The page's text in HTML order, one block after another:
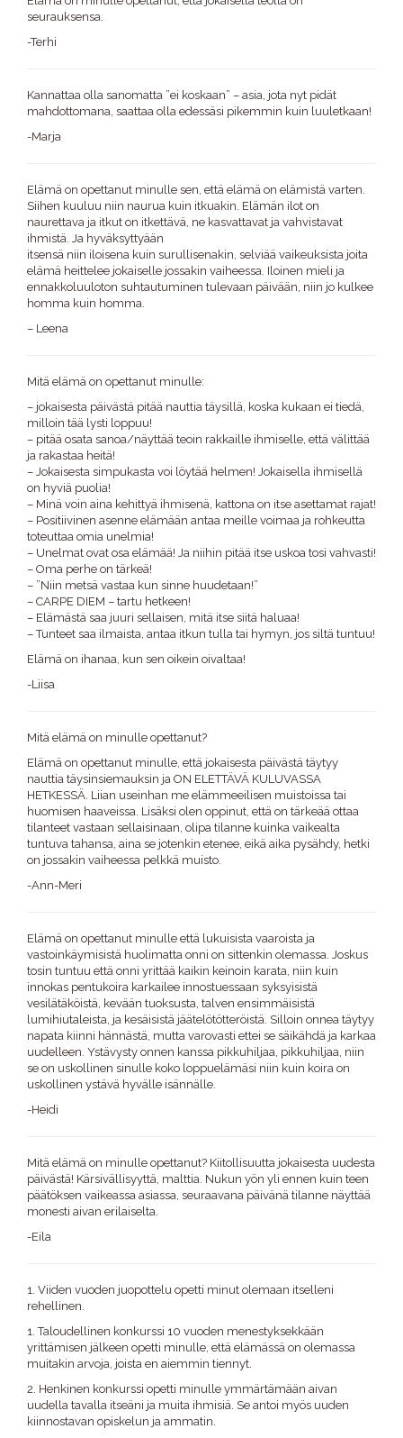
seurauksensa.
-Terhi
Kannattaa olla sanomatta ”ei koskaan” – asia, jota nyt pidät
mahdottomana, saattaa olla edessäsi pikemmin kuin luuletkaan!
-Marja
Elämä on opettanut minulle sen, että elämä on elämistä varten.
Siihen kuuluu niin naurua kuin itkuakin. Elämän ilot on
naurettava ja itkut on itkettävä, ne kasvattavat ja vahvistavat
ihmistä. Ja hyväksyttyään
itsensä niin iloisena kuin surullisenakin, selviää vaikeuksista joita
elämä heittelee jokaiselle jossakin vaiheessa. Iloinen mieli ja
ennakkoluuloton suhtautuminen tulevaan päivään, niin jo kulkee
homma kuin homma.
– Leena
Mitä elämä on opettanut minulle:
– jokaisesta päivästä pitää nauttia täysillä, koska kukaan ei tiedä,
milloin tää lysti loppuu!
– pitää osata sanoa/näyttää teoin rakkaille ihmiselle, että välittää
ja rakastaa heitä!
– Jokaisesta simpukasta voi löytää helmen! Jokaisella ihmisellä
on hyviä puolia!
– Minä voin aina kehittyä ihmisenä, kattona on itse asettamat rajat!
– Positiivinen asenne elämään antaa meille voimaa ja rohkeutta
toteuttaa omia unelmia!
– Unelmat ovat osa elämää! Ja niihin pitää itse uskoa tosi vahvasti!
– Oma perhe on tärkeä!
– ”Niin metsä vastaa kun sinne huudetaan!”
– CARPE DIEM – tartu hetkeen!
– Elämästä saa juuri sellaisen, mitä itse siitä haluaa!
– Tunteet saa ilmaista, antaa itkun tulla tai hymyn, jos siltä tuntuu!
Elämä on ihanaa, kun sen oikein oivaltaa!
-Liisa
Mitä elämä on minulle opettanut?
Elämä on opettanut minulle, että jokaisesta päivästä täytyy
nauttia täysinsiemauksin ja ON ELETTÄVÄ KULUVASSA
HETKESSÄ. Liian useinhan me elämmeeilisen muistoissa tai
huomisen haaveissa. Lisäksi olen oppinut, että on tärkeää ottaa
tilanteet vastaan sellaisinaan, olipa tilanne kuinka vaikealta
tuntuva tahansa, aina se jotenkin etenee, eikä aika pysähdy, hetki
on jossakin vaiheessa pelkkä muisto.
-Ann-Meri
Elämä on opettanut minulle että lukuisista vaaroista ja
vastoinkäymisistä huolimatta onni on sittenkin olemassa. Joskus
tosin tuntuu että onni yrittää kaikin keinoin karata, niin kuin
innokas pentukoira karkailee innostuessaan syksyisistä
vesilätäköistä, kevään tuoksusta, talven ensimmäisistä
lumihiutaleista, ja kesäisistä jäätelötötteröistä. Silloin onnea täytyy
napata kiinni hännästä, mutta varovasti ettei se säikähdä ja karkaa
uudelleen. Ystävysty onnen kanssa pikkuhiljaa, pikkuhiljaa, niin
se on uskollinen sinulle koko loppuelämäsi niin kuin koira on
uskollinen ystävä hyvälle isännälle.
-Heidi
Mitä elämä on minulle opettanut? Kiitollisuutta jokaisesta uudesta
päivästä! Kärsivällisyyttä, malttia. Nukun yön yli ennen kuin teen
päätöksen vaikeassa asiassa, seuraavana päivänä tilanne näyttää
monesti aivan erilaiselta.
-Eila
1. Viiden vuoden juopottelu opetti minut olemaan itselleni
rehellinen.
1. Taloudellinen konkurssi 10 vuoden menestyksekkään
yrittämisen jälkeen opetti minulle, että elämässä on olemassa
muitakin arvoja, joista en aiemmin tiennyt.
2. Henkinen konkurssi opetti minulle ymmärtämään aivan
uudella tavalla itseäni ja muita ihmisiä. Se antoi myös uuden
kiinnostavan opiskelun ja ammatin.